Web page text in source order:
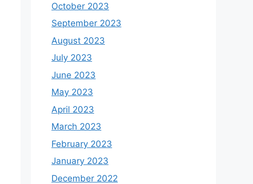
October 2023
September 2023
August 2023
July 2023
June 2023
May 2023
April 2023
March 2023
February 2023
January 2023
December 2022